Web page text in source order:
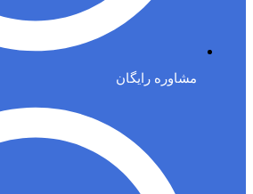
مشاوره رایگان